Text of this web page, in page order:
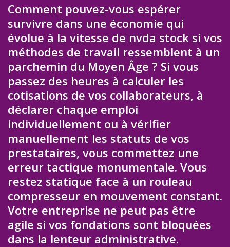
Comment pouvez-vous espérer
survivre dans une économie qui
évolue à la vitesse de nvda stock si vos
méthodes de travail ressemblent à un
parchemin du Moyen Âge ? Si vous
passez des heures à calculer les
cotisations de vos collaborateurs, à
déclarer chaque emploi
individuellement ou à vérifier
manuellement les statuts de vos
prestataires, vous commettez une
erreur tactique monumentale. Vous
restez statique face à un rouleau
compresseur en mouvement constant.
Votre entreprise ne peut pas être
agile si vos fondations sont bloquées
dans la lenteur administrative.